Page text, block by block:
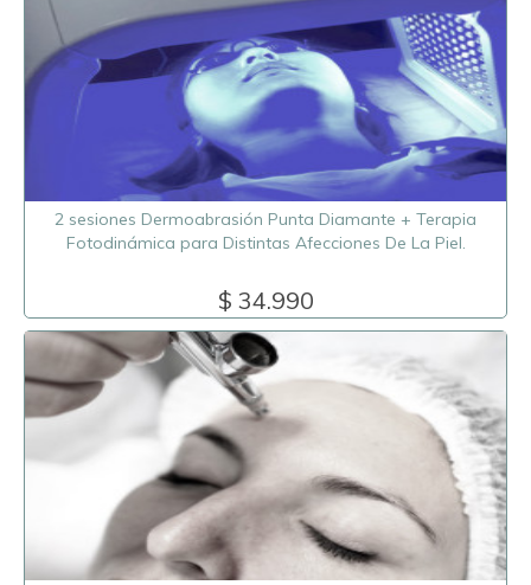
2 sesiones Dermoabrasión Punta Diamante + Terapia
Fotodinámica para Distintas Afecciones De La Piel.
$ 34.990